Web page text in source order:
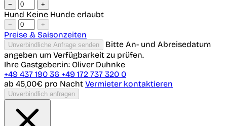
− +
Hund Keine Hunde erlaubt
− +
Preise & Saisonzeiten
Unverbindliche Anfrage senden
Bitte An- und Abreisedatum
angeben um Verfügbarkeit zu prüfen.
Ihre Gastgeber:in: Oliver Duhnke
+49 437 190 36 +49 172 737 320 0
ab 45,00€ pro Nacht Vermieter kontaktieren
Unverbindlich anfragen